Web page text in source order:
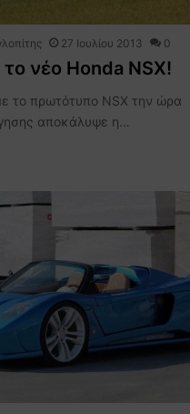
27 Ιουλίου 2013 0
το νέο Honda NSX!
το πρωτότυπο NSX την ώρα
αποκάλυψε η…